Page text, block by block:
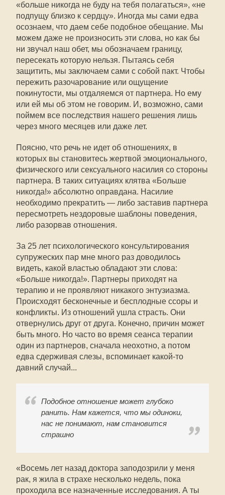
«больше никогда не буду на тебя полагаться», «не
подпущу близко к сердцу». Иногда мы сами едва
осознаем, что даем себе подобное обещание. Мы
можем даже не произносить эти слова, но как бы
ни звучал наш обет, мы обозначаем границу,
пересекать которую нельзя. Пытаясь себя
защитить, мы заключаем сами с собой пакт. Чтобы
пережить разочарование или ощущение
покинутости, мы отдаляемся от партнера. Но ему
или ей мы об этом не говорим. И, возможно, сами
поймем все последствия нашего решения лишь
через много месяцев или даже лет.
Поясню, что речь не идет об отношениях, в
которых вы становитесь жертвой эмоционального,
физического или сексуального насилия со стороны
партнера. В таких ситуациях клятва «Больше
никогда!» абсолютно оправдана. Насилие
необходимо прекратить — либо заставив партнера
пересмотреть нездоровые шаблоны поведения,
либо разорвав отношения.
За 25 лет психологического консультирования
супружеских пар мне много раз доводилось
видеть, какой властью обладают эти слова:
«Больше никогда!». Партнеры приходят на
терапию и не проявляют никакого энтузиазма.
Происходят бесконечные и бесплодные ссоры и
конфликты. Из отношений ушла страсть. Они
отвернулись друг от друга. Конечно, причин может
быть много. Но часто во время сеанса терапии
один из партнеров, сначала неохотно, а потом
едва сдерживая слезы, вспоминает какой-то
давний случай...
Подобное отношение может глубоко
ранить. Нам кажется, что мы одиноки,
нас не понимают, нам становится
страшно
«Восемь лет назад доктора заподозрили у меня
рак, я жила в страхе несколько недель, пока
проходила все назначенные исследования. А ты